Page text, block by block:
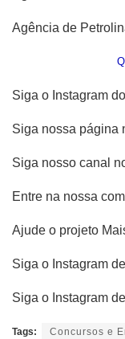
Agência de
Siga o Instagram
Siga nossa página
Siga nosso canal
Entre na nossa
Ajude o projeto
Siga o Instagram
Siga o Instagram
Tags: Concursos e